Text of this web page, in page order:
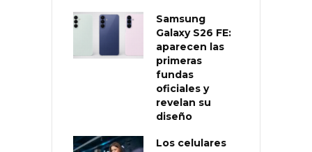
Samsung
Galaxy S26 FE:
aparecen las
primeras
fundas
oficiales y
revelan su
diseño
Los celulares